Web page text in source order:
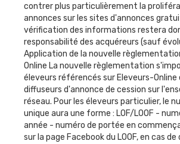
contrer plus particulièrement la
annonces sur les sites d'annonces
vérification des informations restera
responsabilité des acquéreurs (sauf
Application de la nouvelle
Online La nouvelle règlementation
éleveurs référencés sur Eleveurs-Online
diffuseurs d'annonce de cession sur
réseau. Pour les éleveurs particulier, le
unique aura une forme : LOF/LOOF -
année - numéro de portée en
sur la page Facebook du LOOF, en cas